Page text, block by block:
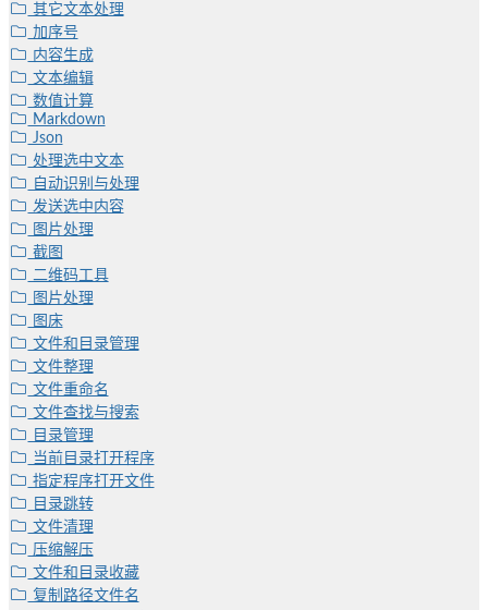
其它文本处理
加序号
内容生成
文本编辑
数值计算
Markdown
Json
处理选中文本
自动识别与处理
发送选中内容
图片处理
截图
二维码工具
图片处理
图床
文件和目录管理
文件整理
文件重命名
文件查找与搜索
目录管理
当前目录打开程序
指定程序打开文件
目录跳转
文件清理
压缩解压
文件和目录收藏
复制路径文件名